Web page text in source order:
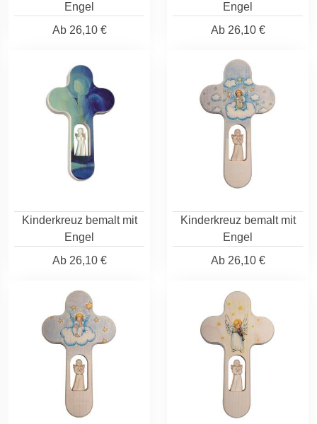
Engel
Ab26,10 €
Engel
Ab26,10 €
Kinderkreuz bemalt mit
Engel
Ab26,10 €
Kinderkreuz bemalt mit
Engel
Ab26,10 €